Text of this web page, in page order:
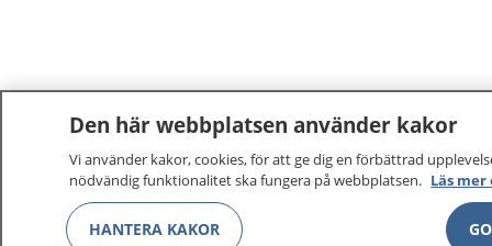
Den här webbplatsen använder kakor
Vi använder kakor, cookies, för att ge dig en förbättrad
nödvändig funktionalitet ska fungera på webbplatsen. Läs
HANTERA KAKOR